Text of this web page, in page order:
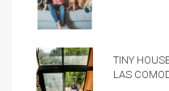
Tiny
las